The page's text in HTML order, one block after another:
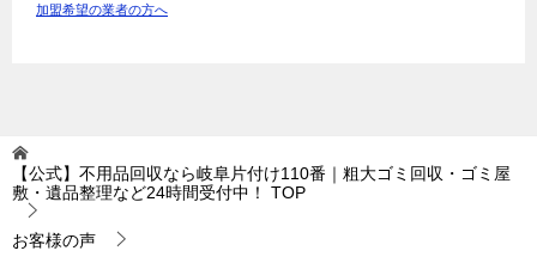
加盟希望の業者の方へ
【公式】不用品回収なら岐阜片付け110番｜粗大ゴミ回収・ゴミ屋
敷・遺品整理など24時間受付中！
TOP
お客様の声